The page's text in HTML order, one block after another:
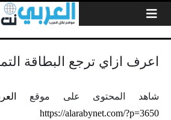
اعرف ازاي ترجع البطاقة
شاهد المحتوى على موقع
https://alarabynet.com/?p=3650